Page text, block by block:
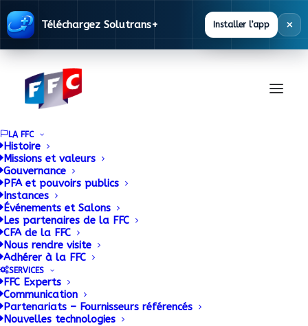
Téléchargez Solutrans+ Installer l’app ×
LA FFC
Histoire
Missions et valeurs
Gouvernance
PFA et pouvoirs publics
Instances
Événements et Salons
Les partenaires de la FFC
CFA de la FFC
Nous rendre visite
Adhérer à la FFC
SERVICES
FFC Experts
Communication
Partenariats – Fournisseurs référencés
Nouvelles technologies
Patrick Cholton, le
nouveau president
aux commandes de la
FFC
8 DÉCEMBRE 2014 | BY